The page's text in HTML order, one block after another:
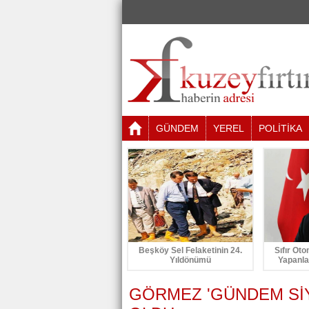
GÜNDEM YEREL POLİTİKA
Beşköy Sel Felaketinin 24.
Yıldönümü
Sıfır
GÖRMEZ 'GÜNDEM